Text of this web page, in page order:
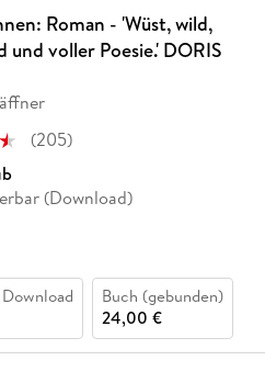
Roman - 'Wüst, wild,
und voller Poesie.' DORIS
(205)
(Download)
Buch (gebunden)
24,00 €